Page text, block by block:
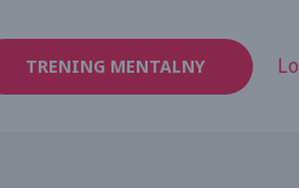
TRENING MENTALNY